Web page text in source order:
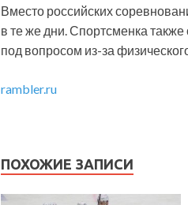
Вместо российских
в те же дни. Спортсменка
под вопросом из-за
rambler.ru
ПОХОЖИЕ ЗАПИСИ